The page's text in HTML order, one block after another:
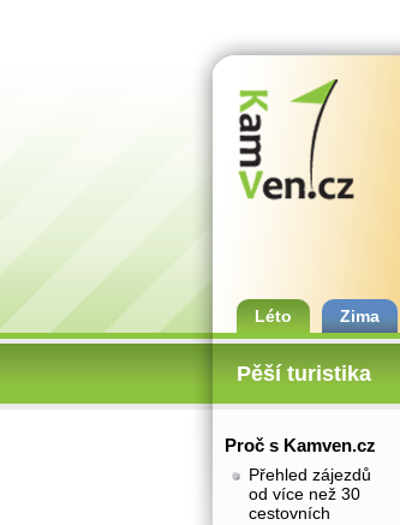
Léto Zima
Pěší turistika
Proč s Kamven.cz
Přehled zájezdů
od více než 30
cestovních